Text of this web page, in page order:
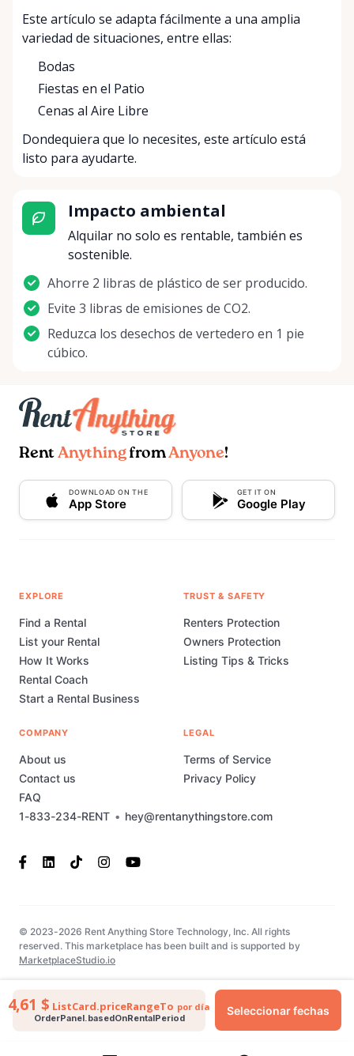
4,61 $ ListCard.priceRangeTo por día
OrderPanel.basedOnRentalPeriod
Seleccionar fechas
Este artículo se adapta fácilmente a una amplia
variedad de situaciones, entre ellas:
Bodas
Fiestas en el Patio
Cenas al Aire Libre
Dondequiera que lo necesites, este artículo está
listo para ayudarte.
Impacto ambiental
Alquilar no solo es rentable, también es
sostenible.
Ahorre 2 libras de plástico de ser producido.
Evite 3 libras de emisiones de CO2.
Reduzca los desechos de vertedero en 1 pie
cúbico.
Rent AnythingfromAnyone!
DOWNLOAD ON THE
App Store
GET IT ON
Google Play
1-833-234-RENT • hey@rentanythingstore.com
EXPLORE
Find a Rental
List your Rental
How It Works
Rental Coach
Start a Rental Business
TRUST & SAFETY
Renters Protection
Owners Protection
Listing Tips & Tricks
COMPANY
About us
Contact us
FAQ
LEGAL
Terms of Service
Privacy Policy
© 2023-2026 Rent Anything Store Technology, Inc. All rights
reserved. This marketplace has been built and is supported by
MarketplaceStudio.io